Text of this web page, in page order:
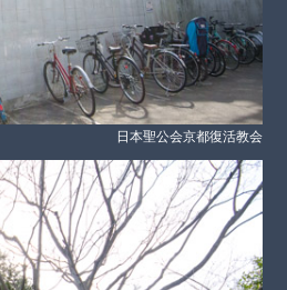
日本聖公会京都復活教会